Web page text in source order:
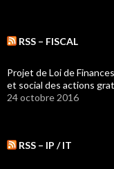
RSS – FISCAL
Projet de Loi de
et social des actions
24 octobre 2016
RSS – IP / IT